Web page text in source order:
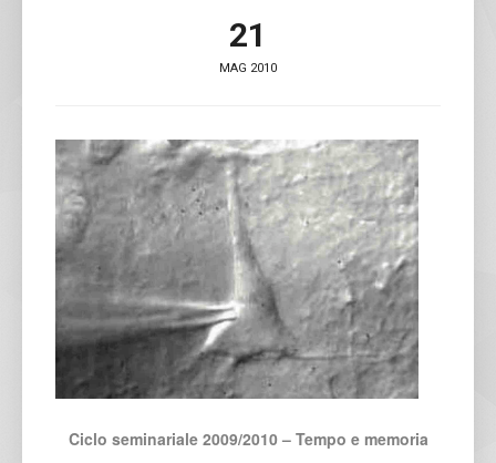
21
MAG 2010
Ciclo seminariale 2009/2010 – Tempo e memoria